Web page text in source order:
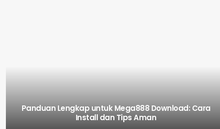
Panduan Lengkap untuk Mega888 Download: Cara
Install dan Tips Aman